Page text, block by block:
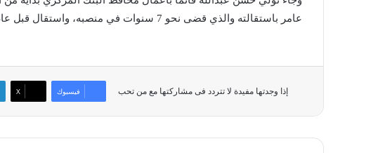
عامر باستقالته والذي قضى نحو 7 سنوات في منصبه، واستقال قبل عام و3 شهور تقريبًا من نهاية ولايته الثانية.
إذا وجدتها مفيدة لا تتردد فى مشاركتها مع من تحب فيسبوك ‫X